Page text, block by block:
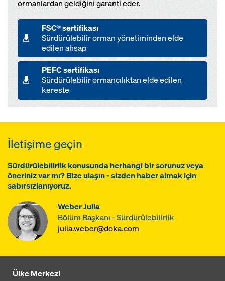
ormanlardan geldiğini garanti eder.
FSC® sertifikası
Sürdürülebilir orman yönetiminden elde
edilen ahşap
PEFC sertifikası
Sürdürülebilir ormancılıktan elde edilen
kereste
İletişime geçin
Sürdürülebilirlik konusunda herhangi bir sorunuz veya
öneriniz var mı? Bize ulaşın - sizden haber almak için
sabırsızlanıyoruz.
Weber Julia
Bölüm Başkanı - Sürdürülebilirlik
julia.weber@doka.com
Ülke Merkezi